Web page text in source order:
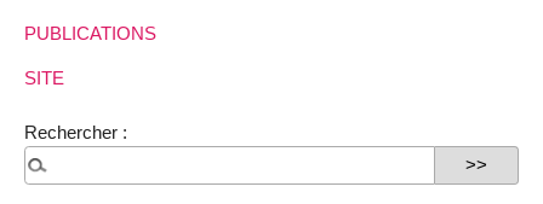
PUBLICATIONS
SITE
Rechercher :